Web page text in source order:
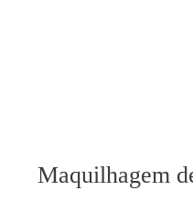
Maquilhagem